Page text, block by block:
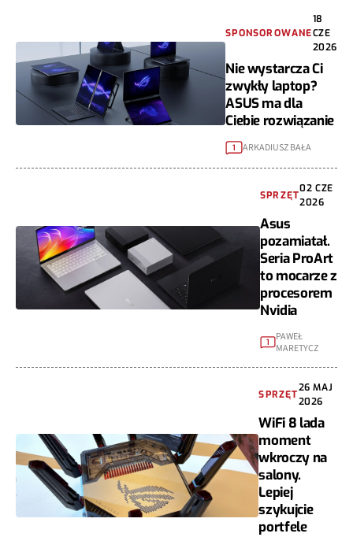
SPONSOROWANE
18
CZE
2026
Nie wystarcza Ci
zwykły laptop?
ASUS ma dla
Ciebie rozwiązanie
1 ARKADIUSZ BAŁA
SPRZĘT
02 CZE
2026
Asus
pozamiatał.
Seria ProArt
to mocarze z
procesorem
Nvidia
1
PAWEŁ
MARETYCZ
SPRZĘT
26 MAJ
2026
WiFi 8 lada
moment
wkroczy na
salony.
Lepiej
szykujcie
portfele